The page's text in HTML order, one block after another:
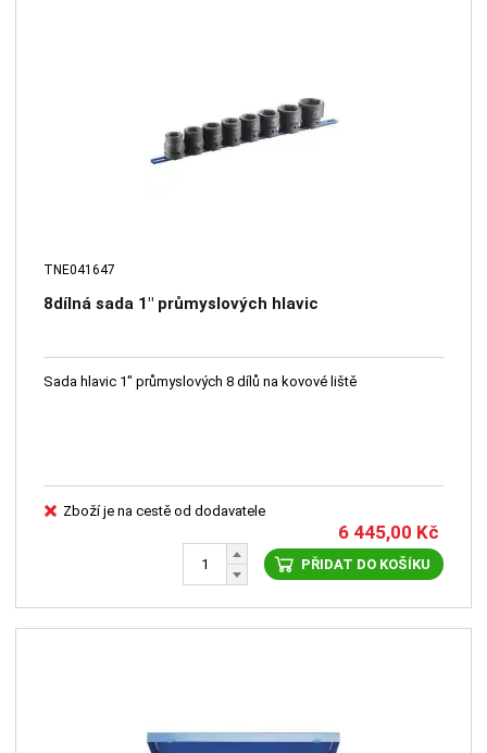
TNE041647
8dílná sada 1" průmyslových hlavic
Sada hlavic 1" průmyslových 8 dílů na kovové liště
Zboží je na cestě od dodavatele
6 445,00 Kč
PŘIDAT DO KOŠÍKU